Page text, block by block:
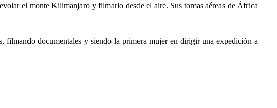
el monte Kilimanjaro y filmarlo desde el aire. Sus tomas aéreas de África
filmando documentales y siendo la primera mujer en dirigir una expedición a